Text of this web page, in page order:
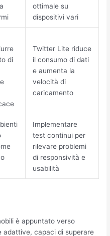
ottimale su
dispositivi vari
di
Twitter Lite riduce
il consumo di dati
e aumenta la
velocità di
caricamento
Implementare
test continui per
rilevare problemi
di responsività e
usabilità
è appuntato verso
adattive, capaci di superare